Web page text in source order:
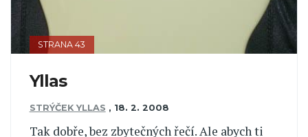
STRANA 43
Yllas
STRÝČEK YLLAS , 18. 2. 2008
Tak dobře, bez zbytečných řečí. Ale abych ti